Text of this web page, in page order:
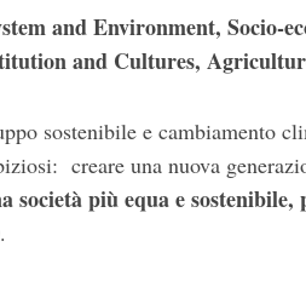
and Environment, Socio-
and Cultures,
sostenibile e cambiamento
creare una nuova
società più equa e
.